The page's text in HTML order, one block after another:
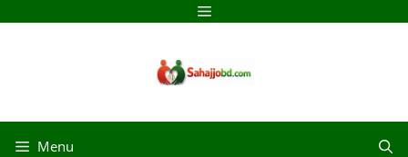
Menu